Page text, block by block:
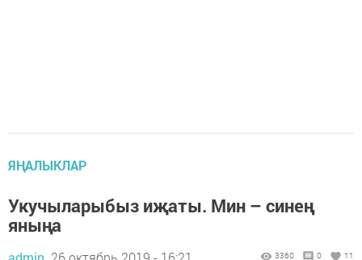
ЯҢАЛЫКЛАР
Укучыларыбыз иҗаты. Мин – синең
яныңа
3360 0 11